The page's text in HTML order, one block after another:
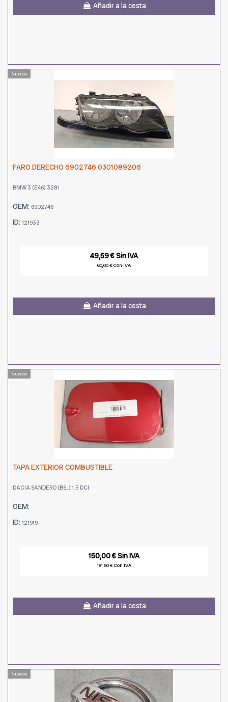
Añadir a la cesta
Nuevo
FARO DERECHO 6902746 0301089206
BMW 3 (E46) 328 I
OEM: 6902746
ID: 121933
49,59 € Sin IVA
60,00 € Con IVA
Añadir a la cesta
Nuevo
TAPA EXTERIOR COMBUSTIBLE
DACIA SANDERO (BS_) 1.5 DCI
OEM: -
ID: 121919
150,00 € Sin IVA
181,50 € Con IVA
Añadir a la cesta
Nuevo